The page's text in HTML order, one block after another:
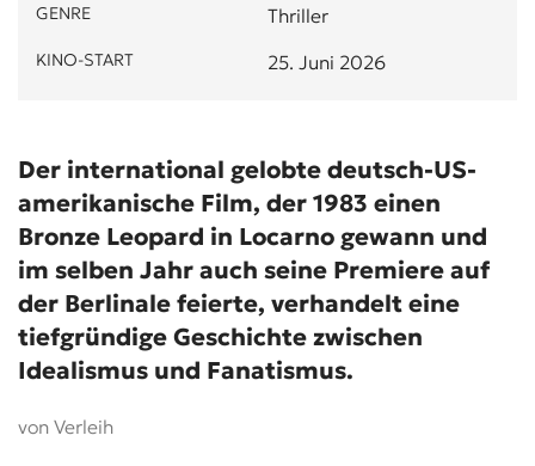
GENRE Thriller
KINO-START 25. Juni 2026
Der international gelobte deutsch-US-
amerikanische Film, der 1983 einen
Bronze Leopard in Locarno gewann und
im selben Jahr auch seine Premiere auf
der Berlinale feierte, verhandelt eine
tiefgründige Geschichte zwischen
Idealismus und Fanatismus.
von Verleih